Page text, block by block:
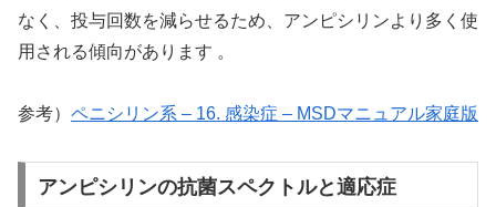
なく、投与回数を減らせるため、アンピシリンより多く使
用される傾向があります 。
参考） ペニシリン系 – 16. 感染症 – MSDマニュアル家庭版
アンピシリンの抗菌スペクトルと適応症